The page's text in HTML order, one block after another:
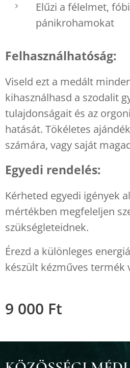
Elűzi a félelmet,
pánikrohamokat
Felhasználhatóság:
Viseld ezt a medált
kihasználhasd a szodalit
tulajdonságait és az
hatását. Tökéletes
számára, vagy saját
Egyedi rendelés:
Kérheted egyedi igények
mértékben megfeleljen
szükségleteidnek.
Érezd a különleges
készült kézműves termék
9 000 Ft